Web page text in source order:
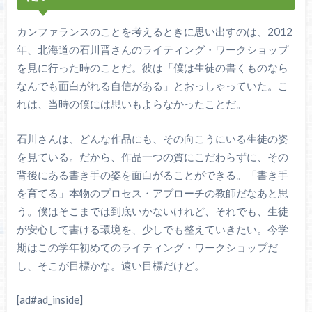
カンファランスのことを考えるときに思い出すのは、2012
年、北海道の石川晋さんのライティング・ワークショップ
を見に行った時のことだ。彼は「僕は生徒の書くものなら
なんでも面白がれる自信がある」とおっしゃっていた。こ
れは、当時の僕には思いもよらなかったことだ。
石川さんは、どんな作品にも、その向こうにいる生徒の姿
を見ている。だから、作品一つの質にこだわらずに、その
背後にある書き手の姿を面白がることができる。「書き手
を育てる」本物のプロセス・アプローチの教師だなあと思
う。僕はそこまでは到底いかないけれど、それでも、生徒
が安心して書ける環境を、少しでも整えていきたい。今学
期はこの学年初めてのライティング・ワークショップだ
し、そこが目標かな。遠い目標だけど。
[ad#ad_inside]